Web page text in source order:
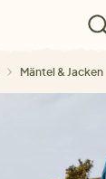
Mäntel & Jacken